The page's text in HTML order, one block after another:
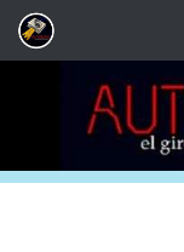
Saltar al